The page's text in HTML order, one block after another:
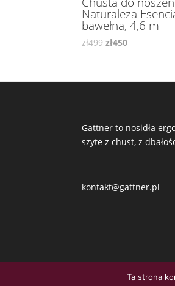
Naturaleza
bawełna, 4,6 m
zł499Pierwotna
zł450Aktualna
Gattner to nosidła
szyte z chust, z
kontakt@gattner.pl
Ta strona